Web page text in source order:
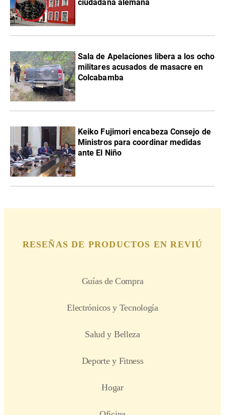
ciudadana alemana
Sala de Apelaciones libera a los ocho
militares acusados de masacre en
Colcabamba
Keiko Fujimori encabeza Consejo de
Ministros para coordinar medidas
ante El Niño